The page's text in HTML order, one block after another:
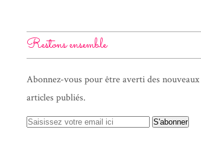
Restons ensemble
Abonnez-vous pour être averti des nouveaux
articles publiés.